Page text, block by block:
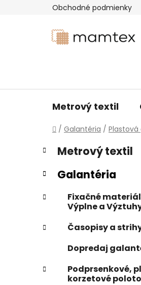
Obchodné podmienky
Metrový textil
Domov
/ Galantéria /
B
o
č
ý
a
l
Preskočiť
kategórie
K
a
t
e
ó
i
e
Metrový textil
Galantéria
Fixačné
Výplne a
Časopisy a
Dopredaj
Podprsenkové,
korzetové